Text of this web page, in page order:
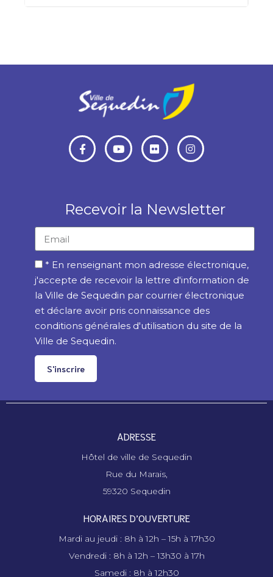
Recevoir la Newsletter
* En renseignant mon adresse électronique,
j'accepte de recevoir la lettre d'information de
la Ville de Sequedin par courrier électronique
et déclare avoir pris connaissance des
conditions générales d'utilisation du site de la
Ville de Sequedin.
S'inscrire
ADRESSE
Hôtel de ville de Sequedin
Rue du Marais,
59320 Sequedin
HORAIRES D’OUVERTURE
Mardi au jeudi : 8h à 12h – 15h à 17h30
Vendredi : 8h à 12h – 13h30 à 17h
Samedi : 8h à 12h30